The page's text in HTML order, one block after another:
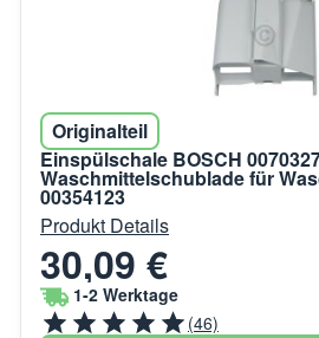
Originalteil
Einspülschale BOSCH
Waschmittelschublade für
00354123
Produkt Details
30,09 €
1-2 Werktage
(46)